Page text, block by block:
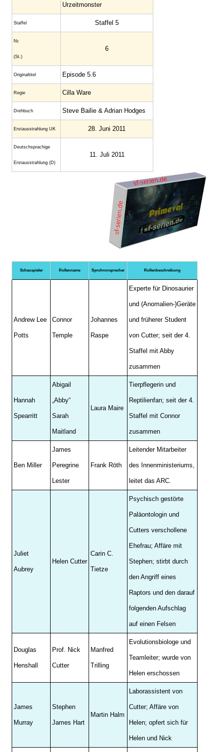
Urzeitmonster
Staffel Staffel 5
Nr.
(St.)
6
Original­titel Episode 5.6
Regie Cilla Ware
Drehbuch Steve Bailie & Adrian Hodges
Erstaus­strahlung UK 28. Juni 2011
Deutsch­sprachige
Erstaus­strahlung (D)
11. Juli 2011
Schauspieler Rollenname Synchronsprecher Rollenbeschreibung
Andrew Lee
Potts
Connor
Temple
Johannes
Raspe
Experte für Dinosaurier
und (Anomalien-)Geräte
und früherer Student
von Cutter; seit der 4.
Staffel mit Abby
zusammen
Hannah
Spearritt
Abigail
„Abby“
Sarah
Maitland
Laura Maire
Tierpflegerin und
Reptilienfan; seit der 4.
Staffel mit Connor
zusammen
Ben Miller
James
Peregrine
Lester
Frank Röth
Leitender Mitarbeiter
des Innenministeriums,
leitet das ARC.
Juliet
Aubrey
Helen Cutter
Carin C.
Tietze
Psychisch gestörte
Paläontologin und
Cutters verschollene
Ehefrau; Affäre mit
Stephen; stirbt durch
den Angriff eines
Raptors und den darauf
folgenden Aufschlag
auf einen Felsen
Douglas
Henshall
Prof. Nick
Cutter
Manfred
Trilling
Evolutionsbiologe und
Teamleiter; wurde von
Helen erschossen
James
Murray
Stephen
James Hart
Martin Halm
Laborassistent von
Cutter; Affäre von
Helen; opfert sich für
Helen und Nick